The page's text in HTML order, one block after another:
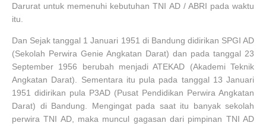
Darurat untuk memenuhi kebutuhan TNI AD / ABRI pada waktu
itu.
Dan Sejak tanggal 1 Januari 1951 di Bandung didirikan SPGI AD
(Sekolah Perwira Genie Angkatan Darat) dan pada tanggal 23
September 1956 berubah menjadi ATEKAD (Akademi Teknik
Angkatan Darat). Sementara itu pula pada tanggal 13 Januari
1951 didirikan pula P3AD (Pusat Pendidikan Perwira Angkatan
Darat) di Bandung. Mengingat pada saat itu banyak sekolah
perwira TNI AD, maka muncul gagasan dari pimpinan TNI AD